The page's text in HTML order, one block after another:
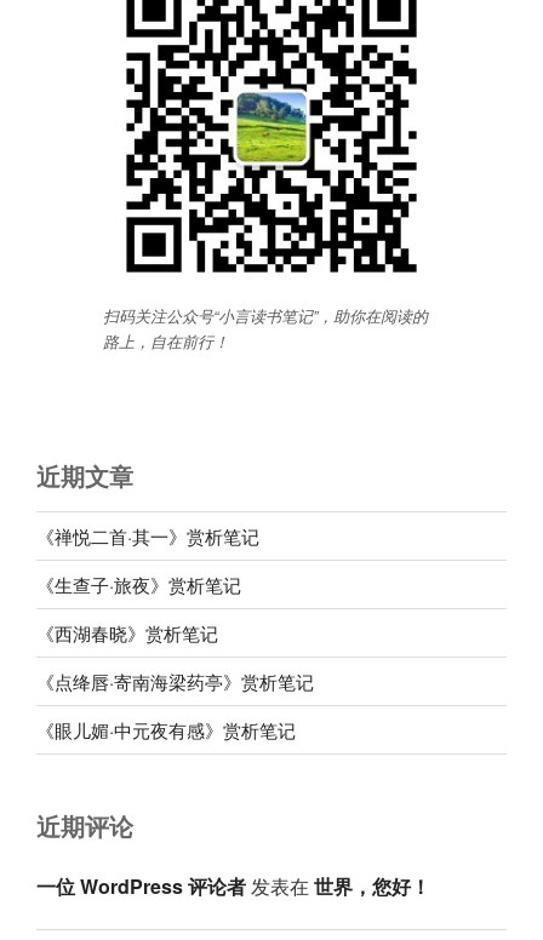
扫码关注公众号“小言读书笔记”，助你在阅读的
路上，自在前行！
近期文章
《禅悦二首·其一》赏析笔记
《生查子·旅夜》赏析笔记
《西湖春晓》赏析笔记
《点绛唇·寄南海梁药亭》赏析笔记
《眼儿媚·中元夜有感》赏析笔记
近期评论
一位 WordPress 评论者发表在 世界，您好！